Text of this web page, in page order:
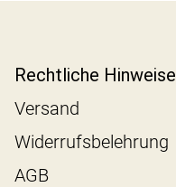
Rechtliche Hinweise
Versand
Widerrufsbelehrung
AGB